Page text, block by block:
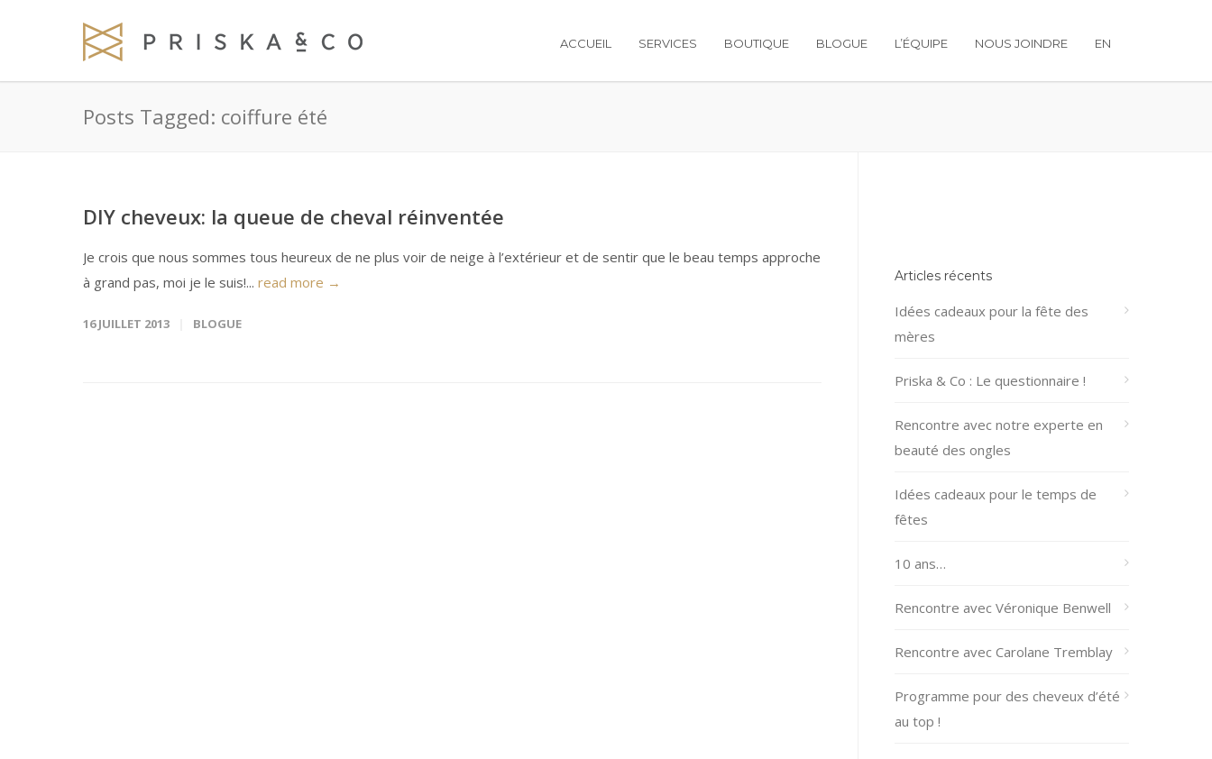
ACCUEIL SERVICES BOUTIQUE BLOGUE L’ÉQUIPE NOUS JOINDRE EN
Posts Tagged: coiffure été
DIY cheveux: la queue de cheval réinventée
Je crois que nous sommes tous heureux de ne plus voir de neige à l’extérieur et de sentir que le beau temps approche
à grand pas, moi je le suis!... read more →
16 JUILLET 2013 BLOGUE
Articles récents
Idées cadeaux pour la fête des
mères
Priska & Co : Le questionnaire !
Rencontre avec notre experte en
beauté des ongles
Idées cadeaux pour le temps de
fêtes
10 ans…
Rencontre avec Véronique Benwell
Rencontre avec Carolane Tremblay
Programme pour des cheveux d’été
au top !